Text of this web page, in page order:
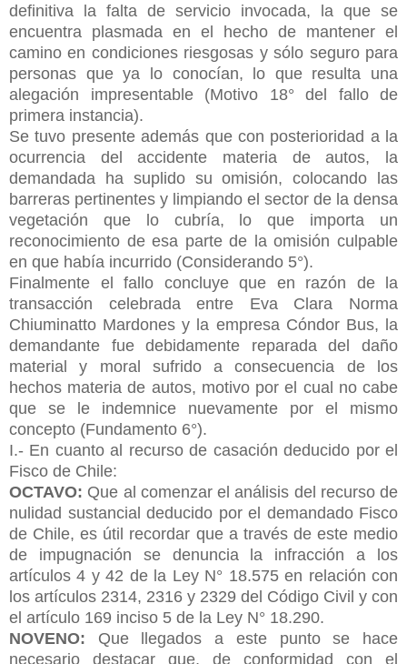
definitiva la falta de servicio invocada, la que se
encuentra plasmada en el hecho de mantener el
camino en condiciones riesgosas y sólo seguro para
personas que ya lo conocían, lo que resulta una
alegación impresentable (Motivo 18° del fallo de
primera instancia).
Se tuvo presente además que con posterioridad a la
ocurrencia del accidente materia de autos, la
demandada ha suplido su omisión, colocando las
barreras pertinentes y limpiando el sector de la densa
vegetación que lo cubría, lo que importa un
reconocimiento de esa parte de la omisión culpable
en que había incurrido (Considerando 5°).
Finalmente el fallo concluye que en razón de la
transacción celebrada entre Eva Clara Norma
Chiuminatto Mardones y la empresa Cóndor Bus, la
demandante fue debidamente reparada del daño
material y moral sufrido a consecuencia de los
hechos materia de autos, motivo por el cual no cabe
que se le indemnice nuevamente por el mismo
concepto (Fundamento 6°).
I.- En cuanto al recurso de casación deducido por el
Fisco de Chile:
OCTAVO: Que al comenzar el análisis del recurso de
nulidad sustancial deducido por el demandado Fisco
de Chile, es útil recordar que a través de este medio
de impugnación se denuncia la infracción a los
artículos 4 y 42 de la Ley N° 18.575 en relación con
los artículos 2314, 2316 y 2329 del Código Civil y con
el artículo 169 inciso 5 de la Ley N° 18.290.
NOVENO: Que llegados a este punto se hace
necesario destacar que, de conformidad con el